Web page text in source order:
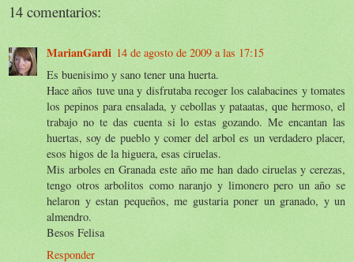
14 comentarios:
MarianGardi 14 de agosto de 2009 a las 17:15
Es buenisimo y sano tener una huerta.
Hace años tuve una y disfrutaba recoger los calabacines y tomates
los pepinos para ensalada, y cebollas y pataatas, que hermoso, el
trabajo no te das cuenta si lo estas gozando. Me encantan las
huertas, soy de pueblo y comer del arbol es un verdadero placer,
esos higos de la higuera, esas ciruelas.
Mis arboles en Granada este año me han dado ciruelas y cerezas,
tengo otros arbolitos como naranjo y limonero pero un año se
helaron y estan pequeños, me gustaria poner un granado, y un
almendro.
Besos Felisa
Responder